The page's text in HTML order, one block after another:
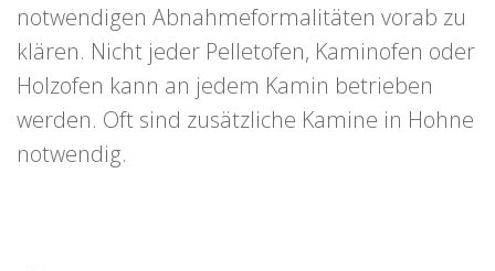
notwendigen Abnahmeformalitäten vorab zu
klären. Nicht jeder Pelletofen, Kaminofen oder
Holzofen kann an jedem Kamin betrieben
werden. Oft sind zusätzliche Kamine in Hohne
notwendig.